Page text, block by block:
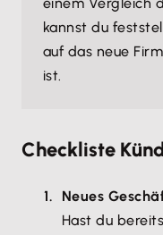
kannst du
auf das neue
ist.
Checkliste
Neues
Hast du